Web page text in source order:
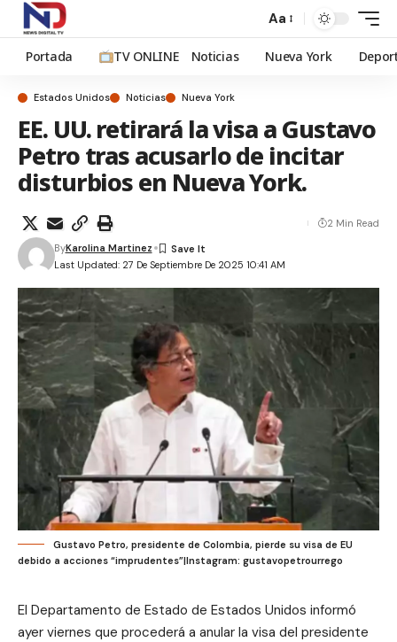
Aa
Portada TV ONLINE Noticias Nueva York
Estados Unidos Noticias Nueva York
EE. UU. retirará la visa a Gustavo
Petro tras acusarlo de incitar
disturbios en Nueva York.
Last Updated: 27 De Septiembre De 2025 10:41 AM
ByKarolina Martinez
2 Min Read
Gustavo Petro, presidente de Colombia, pierde su visa de EU
debido a acciones “imprudentes”|Instagram: gustavopetrourrego
El Departamento de Estado de Estados Unidos informó
ayer viernes que procederá a anular la visa del presidente